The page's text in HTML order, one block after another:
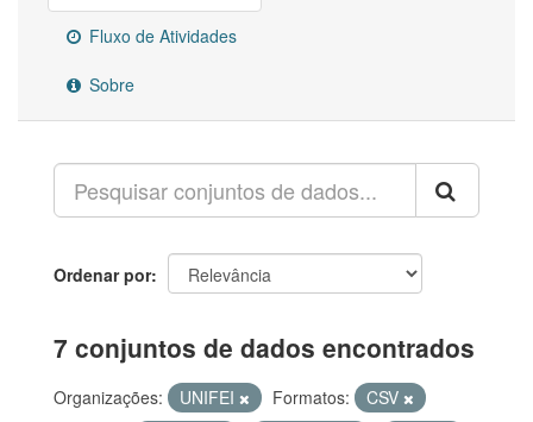
Fluxo de Atividades
Sobre
Ordenar por
7 conjuntos de dados encontrados
Organizações: UNIFEI Formatos:
CSV